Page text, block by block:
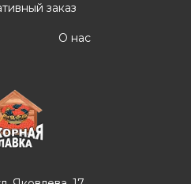
заказ
О нас